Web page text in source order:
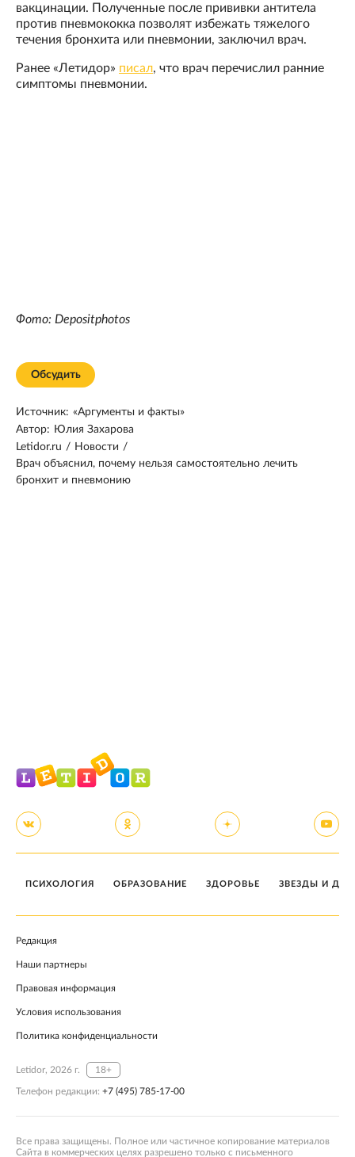
вакцинации. Полученные после прививки антитела
против пневмококка позволят избежать тяжелого
течения бронхита или пневмонии, заключил врач.
Ранее «Летидор» писал, что врач перечислил ранние
симптомы пневмонии.
Фото: Depositphotos
Обсудить
Источник: «Аргументы и факты»
Автор: Юлия Захарова
Letidor.ru / Новости /
Врач объяснил, почему нельзя самостоятельно лечить
бронхит и пневмонию
ПСИХОЛОГИЯ ОБРАЗОВАНИЕ ЗДОРОВЬЕ ЗВЕЗДЫ И
Редакция
Наши партнеры
Правовая информация
Условия использования
Политика конфиденциальности
Letidor, 2026 г. 18+
Телефон редакции: +7 (495) 785-17-00
Все права защищены. Полное или частичное копирование материалов
Сайта в коммерческих целях разрешено только с письменного